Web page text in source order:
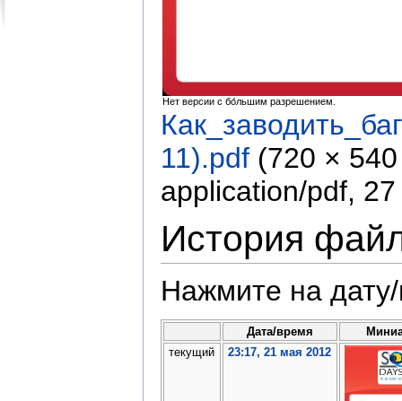
Нет версии с бо́льшим разрешением.
11).pdf (720 ×
application/pdf,
История
Нажмите на
Дата/время
текущий
23:17, 21 мая 2012